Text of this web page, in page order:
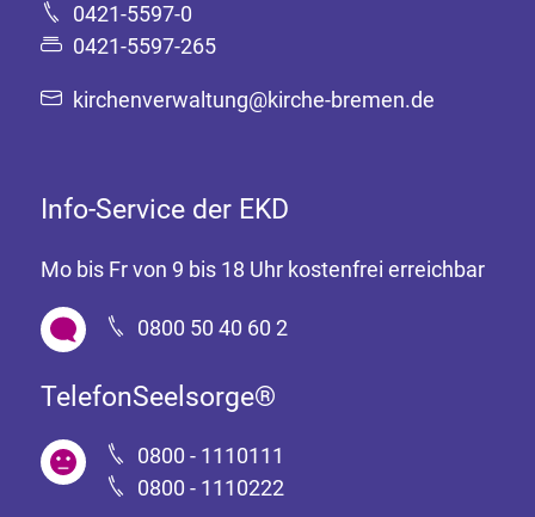
0421-5597-0
0421-5597-265
kirchenverwaltung@kirche-bremen.de
Info-Service der EKD
Mo bis Fr von 9 bis 18 Uhr kostenfrei erreichbar
0800 50 40 60 2
TelefonSeelsorge®
0800 - 1110111
0800 - 1110222